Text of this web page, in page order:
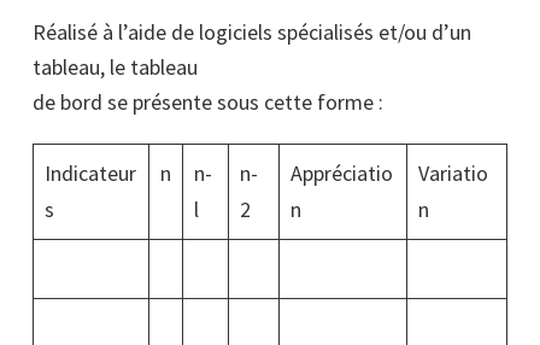
Réalisé à l’aide de logiciels spécialisés et/ou d’un
tableau, le tableau
de bord se présente sous cette forme :
Indicateur
s
n
n-
l
n-
2
Appréciatio
n
Variatio
n